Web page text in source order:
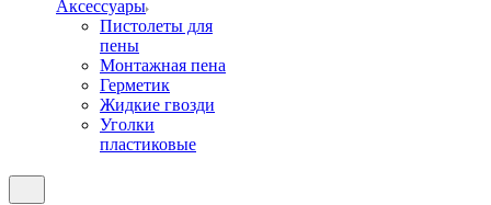
Аксессуары
Пистолеты для
пены
Монтажная пена
Герметик
Жидкие гвозди
Уголки
пластиковые